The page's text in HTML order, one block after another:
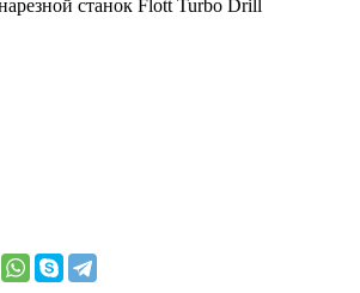
станок Flott Turbo Drill